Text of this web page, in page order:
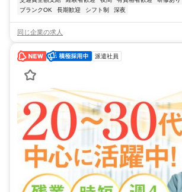
ブランクOK
長期歓迎 シフト制 深夜
同じ企業の求人
派遣社員